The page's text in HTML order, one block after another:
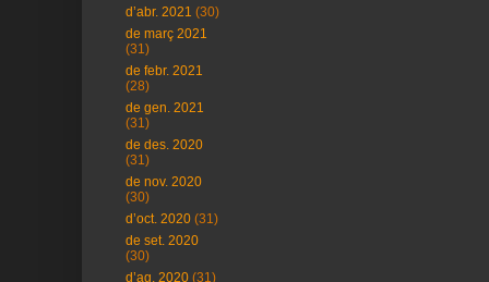
d’abr. 2021 (30)
de març 2021
(31)
de febr. 2021
(28)
de gen. 2021
(31)
de des. 2020
(31)
de nov. 2020
(30)
d’oct. 2020 (31)
de set. 2020
(30)
d’ag. 2020 (31)